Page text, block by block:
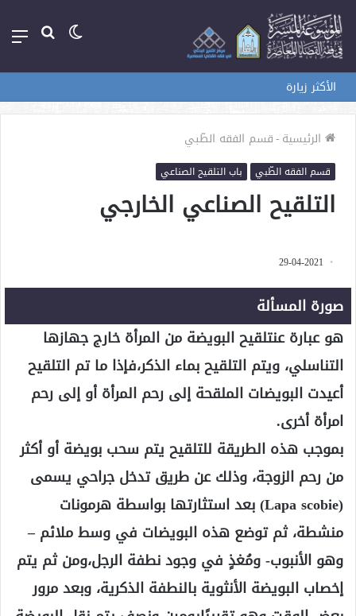
بحث الوضع
الأكثر زيارة
الرئيسية-قسم الفقه الطّبي
قسم الفقه الطّبي باب التلقيح الصناعي
التلقيح الصناعي الخارجي
29-04-2021
صورة المسألة
هو عبارة عنتلقيح البويضة من المرأة خارج جهازها
التناسلي، ويتم التلقيح بماء الذكر،فإذا ما تم التلقيح
أعيدت البويضات الملقحة إلى رحم المرأة أو إلى رحم
امرأة أخرى.
بموجب هذه الطريقة للتلقيح يتم سحب بويضة أو أكثر
من رحم الزوجة، وذلك عن طريق تدخل جراحي يسمى
(Lapa scobie) بعد استثارتها بواسطة هرمونات
منشطة، ثم توضع هذه البويضات في وسط ملائم –
وهو الأنبوب- ومُغذٍ في وجود نطفة الرجل،ومن ثم يتم
إخصاب البويضة الأنثوية بالنطفة الذكرية، وبعد مرور